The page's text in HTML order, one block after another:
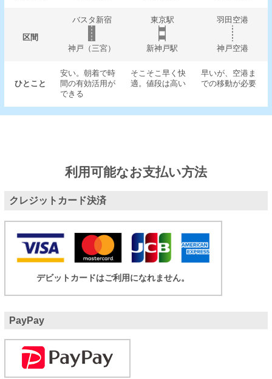
区間
バスタ新宿 東京駅 羽田空港
神戸（三宮） 新神戸駅 神戸空港
ひとこと
安い。朝着で時
間の有効活用が
できる
そこそこ早く快
適。値段は高い
早いが、空港ま
での移動が必要
利用可能なお支払い方法
クレジットカード決済
デビットカードはご利用になれません。
PayPay